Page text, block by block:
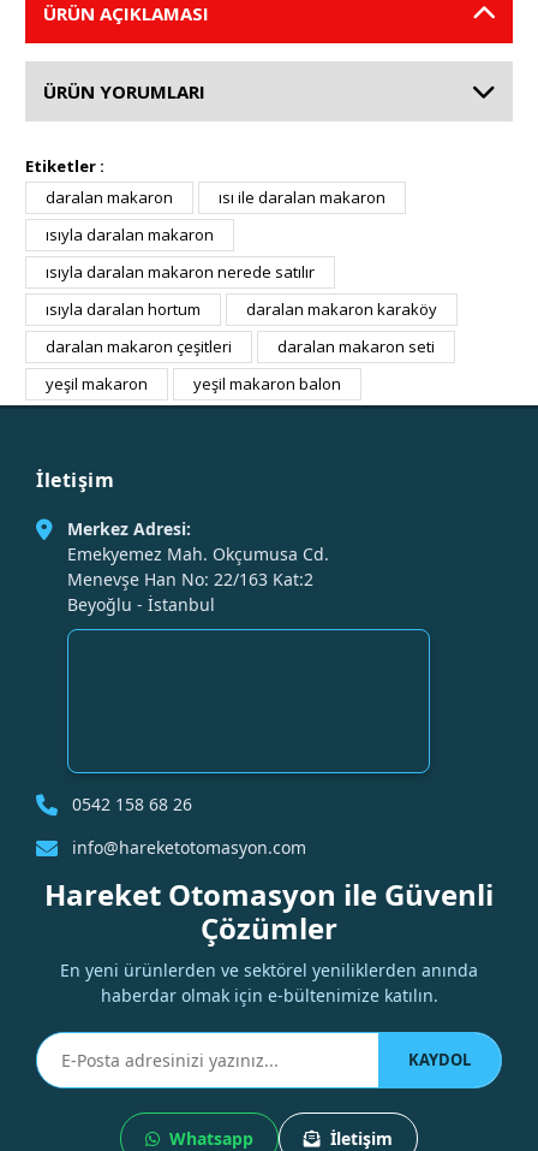
ÜRÜN AÇIKLAMASI
ÜRÜN YORUMLARI
Etiketler :
daralan makaron
ısı ile daralan makaron
ısıyla daralan makaron
ısıyla daralan makaron nerede satılır
ısıyla daralan hortum
daralan makaron karaköy
daralan makaron çeşitleri
daralan makaron seti
yeşil makaron
yeşil makaron balon
İletişim
Merkez Adresi:
Emekyemez Mah. Okçumusa Cd.
Menevşe Han No: 22/163 Kat:2
Beyoğlu - İstanbul
0542 158 68 26
info@hareketotomasyon.com
Hareket Otomasyon ile Güvenli
Çözümler
En yeni ürünlerden ve sektörel yeniliklerden anında
haberdar olmak için e-bültenimize katılın.
KAYDOL
Whatsapp İletişim